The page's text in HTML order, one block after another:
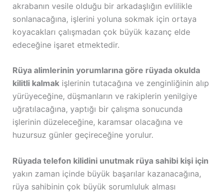
akrabanın vesile olduğu bir arkadaşlığın evlilikle
sonlanacağına, işlerini yoluna sokmak için ortaya
koyacakları çalışmadan çok büyük kazanç elde
edeceğine işaret etmektedir.
Rüya alimlerinin yorumlarına göre rüyada okulda
kilitli kalmakişlerinin tutacağına ve zenginliğinin alıp
yürüyeceğine, düşmanların ve rakiplerin yenilgiye
uğratılacağına, yaptığı bir çalışma sonucunda
işlerinin düzeleceğine, karamsar olacağına ve
huzursuz günler geçireceğine yorulur.
Rüyada telefon kilidini unutmak rüya sahibi kişi için
yakın zaman içinde büyük başarılar kazanacağına,
rüya sahibinin çok büyük sorumluluk alması